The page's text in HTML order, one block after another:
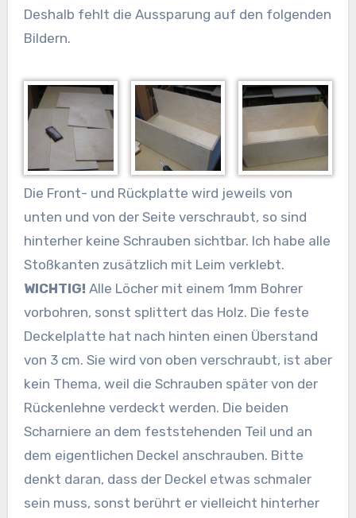
Deshalb fehlt die Aussparung auf den folgenden
Bildern.
Die Front- und Rückplatte wird jeweils von
unten und von der Seite verschraubt, so sind
hinterher keine Schrauben sichtbar. Ich habe alle
Stoßkanten zusätzlich mit Leim verklebt.
WICHTIG! Alle Löcher mit einem 1mm Bohrer
vorbohren, sonst splittert das Holz. Die feste
Deckelplatte hat nach hinten einen Überstand
von 3 cm. Sie wird von oben verschraubt, ist aber
kein Thema, weil die Schrauben später von der
Rückenlehne verdeckt werden. Die beiden
Scharniere an dem feststehenden Teil und an
dem eigentlichen Deckel anschrauben. Bitte
denkt daran, dass der Deckel etwas schmaler
sein muss, sonst berührt er vielleicht hinterher